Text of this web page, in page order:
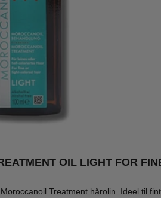
OIL LIGHT FOR
Treatment hårolin. Ideel til